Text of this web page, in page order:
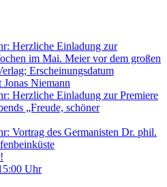
Herzliche Einladung zur
im Mai. Meier vor dem großen
Erscheinungsdatum
Niemann
Herzliche Einladung zur Premiere
„Freude, schöner
Vortrag des Germanisten Dr. phil.
Uhr